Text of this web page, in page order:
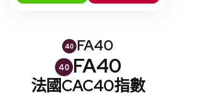
FA40
FA40
法國CAC40指數